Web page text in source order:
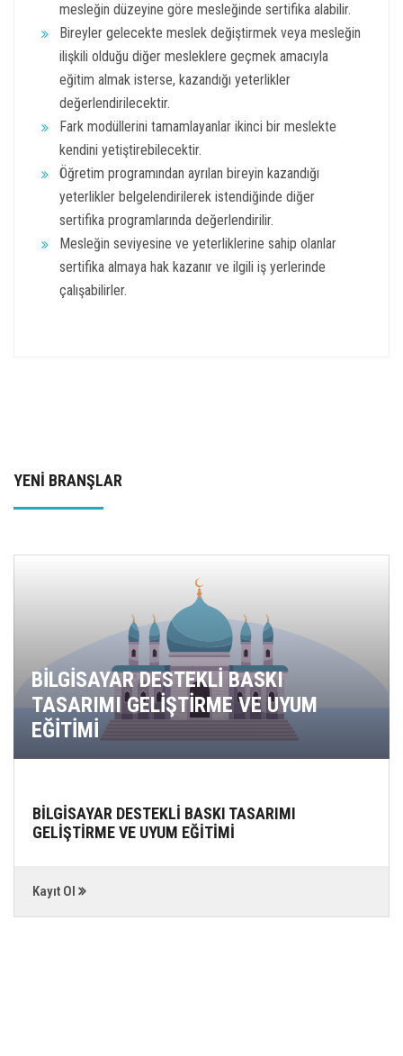
mesleğin düzeyine göre mesleğinde sertifika alabilir.
Bireyler gelecekte meslek değiştirmek veya mesleğin
ilişkili olduğu diğer mesleklere geçmek amacıyla
eğitim almak isterse, kazandığı yeterlikler
değerlendirilecektir.
Fark modüllerini tamamlayanlar ikinci bir meslekte
kendini yetiştirebilecektir.
Öğretim programından ayrılan bireyin kazandığı
yeterlikler belgelendirilerek istendiğinde diğer
sertifika programlarında değerlendirilir.
Mesleğin seviyesine ve yeterliklerine sahip olanlar
sertifika almaya hak kazanır ve ilgili iş yerlerinde
çalışabilirler.
YENİ BRANŞLAR
BİLGİSAYAR DESTEKLİ BASKI
TASARIMI GELİŞTİRME VE UYUM
EĞİTİMİ
BİLGİSAYAR DESTEKLİ BASKI TASARIMI
GELİŞTİRME VE UYUM EĞİTİMİ
Kayıt Ol